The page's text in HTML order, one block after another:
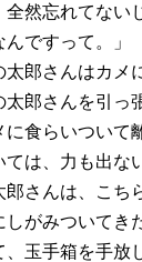
全然忘れてない
ですって。」
郎さんはカメ
太郎さんを引っ
に食らいついて
は、力も出な
さんは、こち
しがみついてき
玉手箱を手放